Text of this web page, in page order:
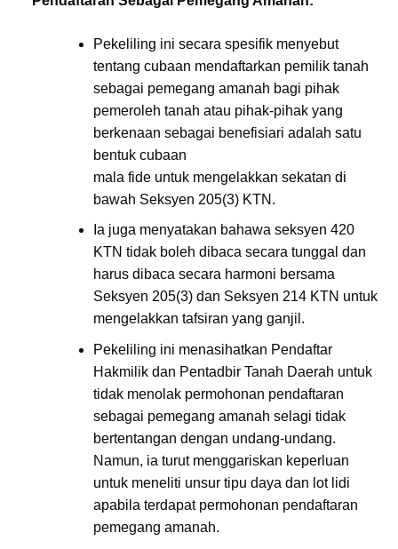
Pekeliling ini secara spesifik menyebut
tentang cubaan mendaftarkan pemilik tanah
sebagai pemegang amanah bagi pihak
pemeroleh tanah atau pihak-pihak yang
berkenaan sebagai benefisiari adalah satu
bentuk cubaan
mala fide untuk mengelakkan sekatan di
bawah Seksyen 205(3) KTN.
Ia juga menyatakan bahawa seksyen 420
KTN tidak boleh dibaca secara tunggal dan
harus dibaca secara harmoni bersama
Seksyen 205(3) dan Seksyen 214 KTN untuk
mengelakkan tafsiran yang ganjil.
Pekeliling ini menasihatkan Pendaftar
Hakmilik dan Pentadbir Tanah Daerah untuk
tidak menolak permohonan pendaftaran
sebagai pemegang amanah selagi tidak
bertentangan dengan undang-undang.
Namun, ia turut menggariskan keperluan
untuk meneliti unsur tipu daya dan lot lidi
apabila terdapat permohonan pendaftaran
pemegang amanah.